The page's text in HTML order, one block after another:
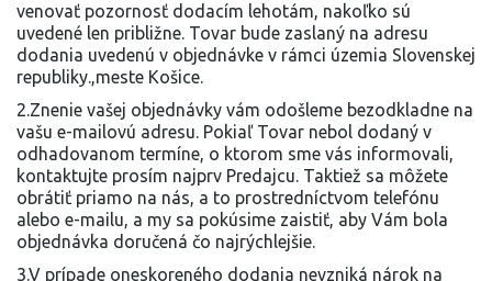
venovať pozornosť dodacím lehotám, nakoľko sú
uvedené len približne. Tovar bude zaslaný na adresu
dodania uvedenú v objednávke v rámci územia Slovenskej
republiky.,meste Košice.
2.Znenie vašej objednávky vám odošleme bezodkladne na
vašu e-mailovú adresu. Pokiaľ Tovar nebol dodaný v
odhadovanom termíne, o ktorom sme vás informovali,
kontaktujte prosím najprv Predajcu. Taktiež sa môžete
obrátiť priamo na nás, a to prostredníctvom telefónu
alebo e-mailu, a my sa pokúsime zaistiť, aby Vám bola
objednávka doručená čo najrýchlejšie.
3.V prípade oneskoreného dodania nevzniká nárok na